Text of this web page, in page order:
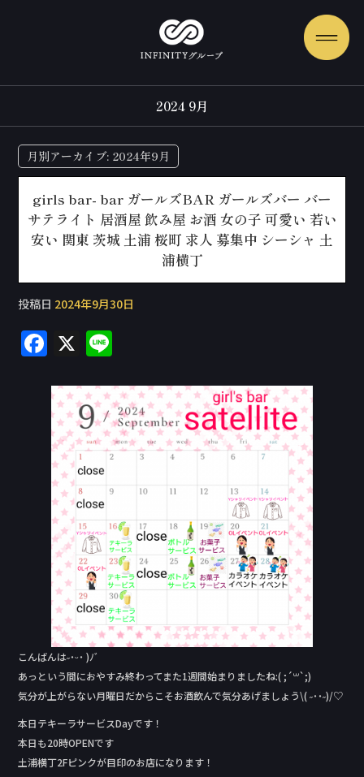
2024 9月
月別アーカイブ: 2024年9月
girls bar- bar ガールズBAR ガールズバー バー
サテライト 居酒屋 飲み屋 お酒 女の子 可愛い 若い
安い 関東 茨城 土浦 桜町 求人 募集中 シーシャ 土
浦横丁
投稿日 2024年9月30日
F
c
e
b
o
o
k
X
e
こんばんは˶˙ᵕ˙ )ﾉﾞ
あっという間におやすみ終わってまた1週間始まりましたね:( ;´꒳`;)
気分が上がらない月曜日だからこそお酒飲んで気分あげましょう\( ˶˙˙˶)/♡
本日テキーラサービスDay‬です！
本日も20時OPENです
土浦横丁2Fピンクが目印のお店になります！